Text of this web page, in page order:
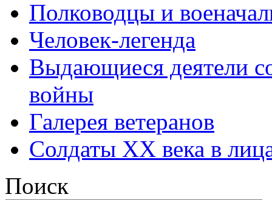
Полководцы и
Человек-легенда
Выдающиеся деятели
войны
Галерея ветеранов
Солдаты XX века в
Поиск